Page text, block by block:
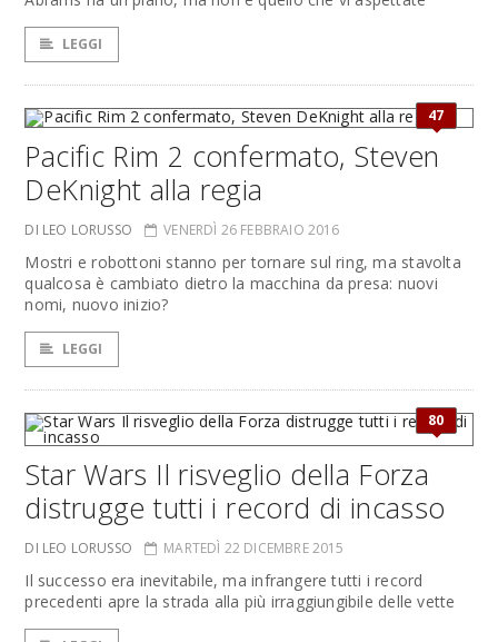
LEGGI
47
Pacific Rim 2 confermato, Steven
DeKnight alla regia
DI LEO LORUSSO VENERDÌ 26 FEBBRAIO 2016
Mostri e robottoni stanno per tornare sul ring, ma stavolta
qualcosa è cambiato dietro la macchina da presa: nuovi
nomi, nuovo inizio?
LEGGI
80
Star Wars Il risveglio della Forza
distrugge tutti i record di incasso
DI LEO LORUSSO MARTEDÌ 22 DICEMBRE 2015
Il successo era inevitabile, ma infrangere tutti i record
precedenti apre la strada alla più irraggiungibile delle vette